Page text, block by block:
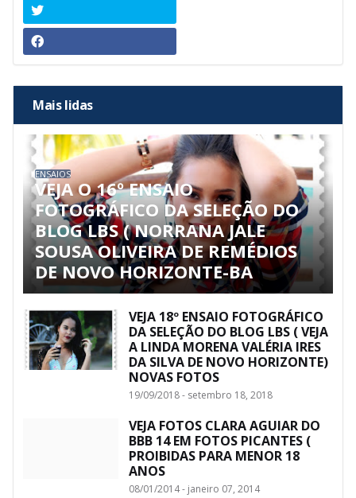
Mais lidas
ENSAIOS
VEJA O 16º ENSAIO
FOTOGRÁFICO DA SELEÇÃO DO
BLOG LBS ( NORRANA JALE
SOUSA OLIVEIRA DE REMÉDIOS
DE NOVO HORIZONTE-BA
VEJA 18º ENSAIO FOTOGRÁFICO
DA SELEÇÃO DO BLOG LBS ( VEJA
A LINDA MORENA VALÉRIA IRES
DA SILVA DE NOVO HORIZONTE)
NOVAS FOTOS
19/09/2018 - setembro 18, 2018
VEJA FOTOS CLARA AGUIAR DO
BBB 14 EM FOTOS PICANTES (
PROIBIDAS PARA MENOR 18
ANOS
08/01/2014 - janeiro 07, 2014